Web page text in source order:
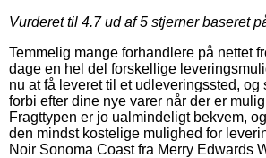
Vurderet til 4.7ud af 5 stjerner baseret
Temmelig mange forhandlere på nettet
dage en hel del forskellige
nu at få leveret til et udleveringssted, og
forbi efter dine nye varer når der er
Fragttypen er jo ualmindeligt bekvem,
den mindst kostelige mulighed for
Noir Sonoma Coast fra Merry Edwards